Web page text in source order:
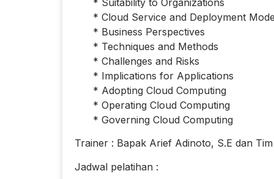
* Cloud Service and Deployment
* Business Perspectives
* Techniques and Methods
* Challenges and Risks
* Implications for Applications
* Adopting Cloud Computing
* Operating Cloud Computing
* Governing Cloud Computing
Trainer : Bapak Arief Adinoto, S.E dan Tim
Jadwal pelatihan :